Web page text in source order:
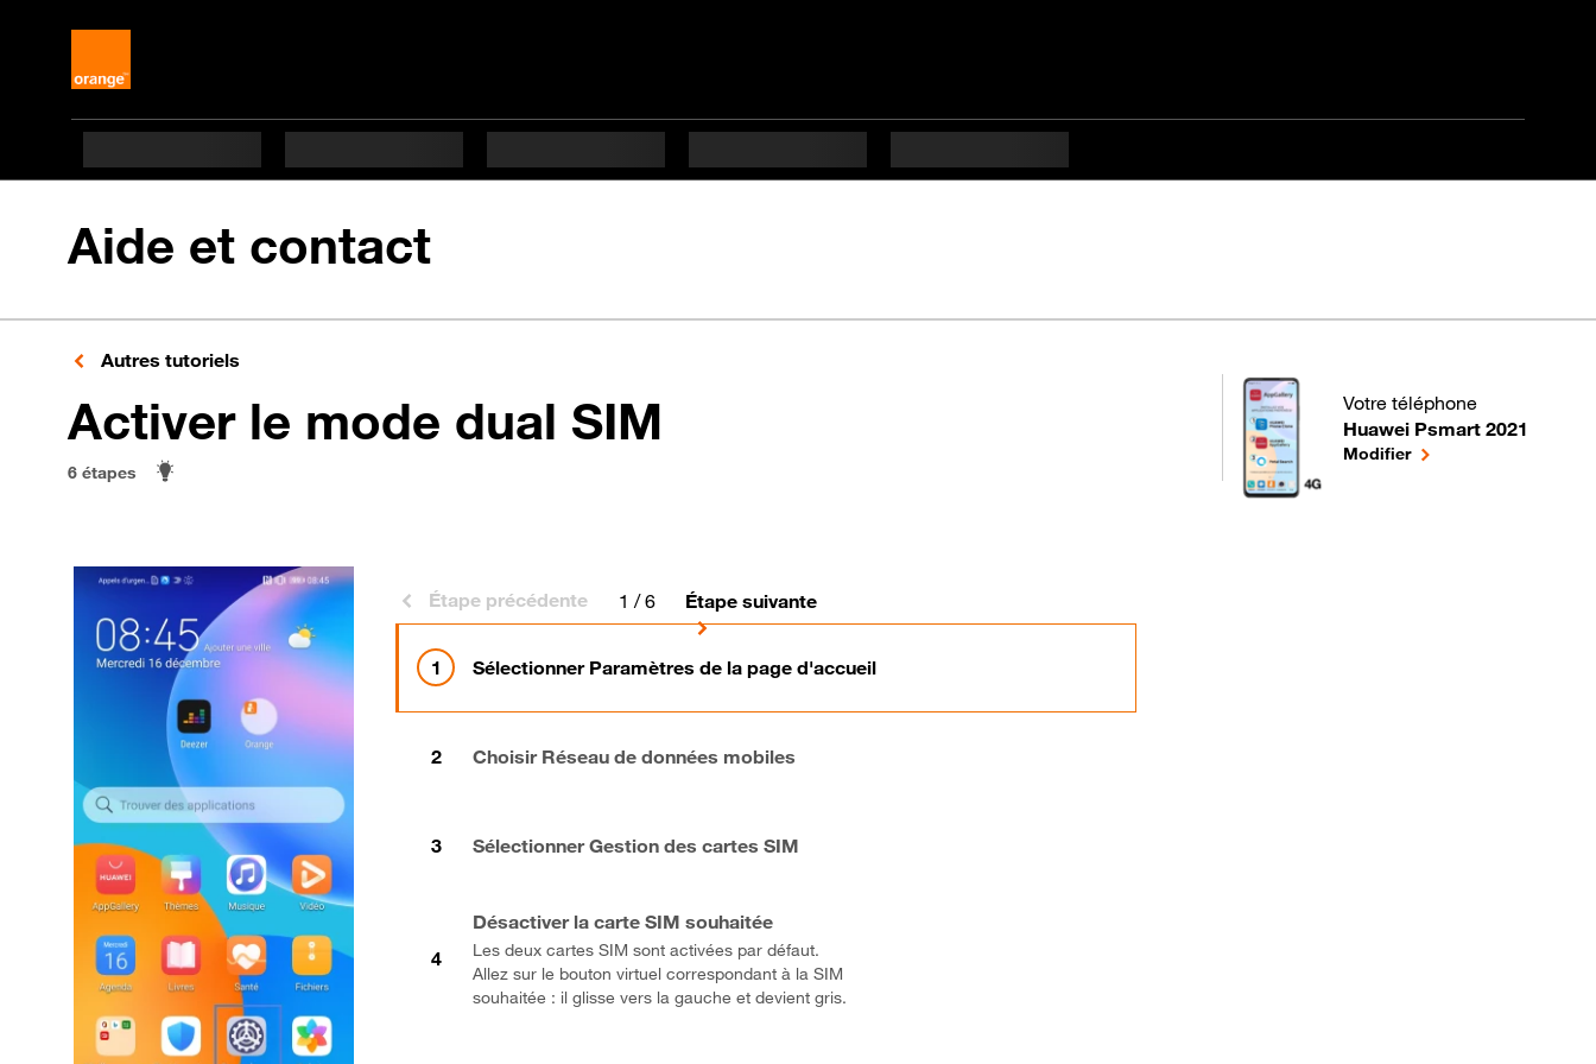
Aide et contact
Autres tutoriels
Activer le mode dual SIM
6 étapes
Votre téléphone
Huawei Psmart 2021
pour votre Huawei Psmart 2021
Modifierle téléphone
Étape précédente 1 / 6 Étape suivante
Sélectionner Paramètres de la page d'accueil
Choisir Réseau de données mobiles
Sélectionner Gestion des cartes SIM
Désactiver la carte SIM souhaitée
Les deux cartes SIM sont activées par défaut.
Allez sur le bouton virtuel correspondant à la SIM
souhaitée : il glisse vers la gauche et devient gris.